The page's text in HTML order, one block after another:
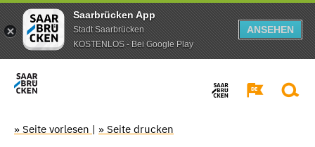
Saarbrücken App
Stadt Saarbrücken
KOSTENLOS - Bei Google Play
ANSEHEN
» Seite vorlesen | » Seite drucken